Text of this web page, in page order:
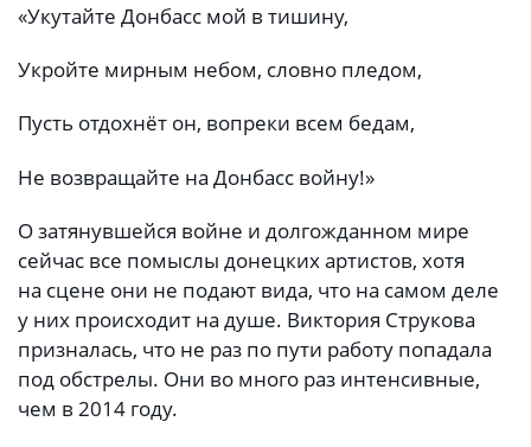
«Укутайте Донбасс мой в тишину,
Укройте мирным небом, словно пледом,
Пусть отдохнёт он, вопреки всем бедам,
Не возвращайте на Донбасс войну!»
О затянувшейся войне и долгожданном мире
сейчас все помыслы донецких артистов, хотя
на сцене они не подают вида, что на самом деле
у них происходит на душе. Виктория Струкова
призналась, что не раз по пути работу попадала
под обстрелы. Они во много раз интенсивные,
чем в 2014 году.